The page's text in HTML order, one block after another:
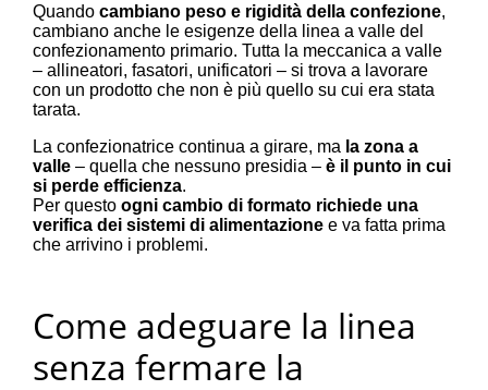
Quando cambiano peso e rigidità della confezione,
cambiano anche le esigenze della linea a valle del
confezionamento primario. Tutta la meccanica a valle
– allineatori, fasatori, unificatori – si trova a lavorare
con un prodotto che non è più quello su cui era stata
tarata.
La confezionatrice continua a girare, ma la zona a
valle – quella che nessuno presidia – è il punto in cui
si perde efficienza.
Per questo ogni cambio di formato richiede una
verifica dei sistemi di alimentazione e va fatta prima
che arrivino i problemi.
Come adeguare la linea
senza fermare la